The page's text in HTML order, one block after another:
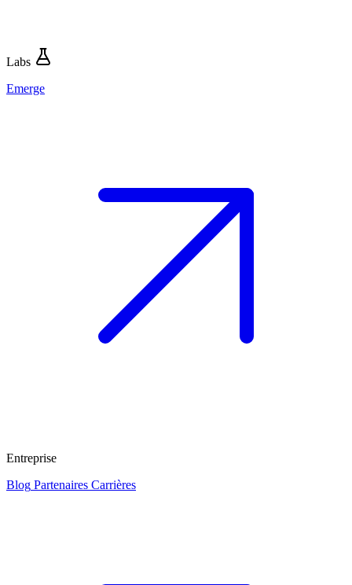
Labs
Emerge
Entreprise
Blog Partenaires Carrières